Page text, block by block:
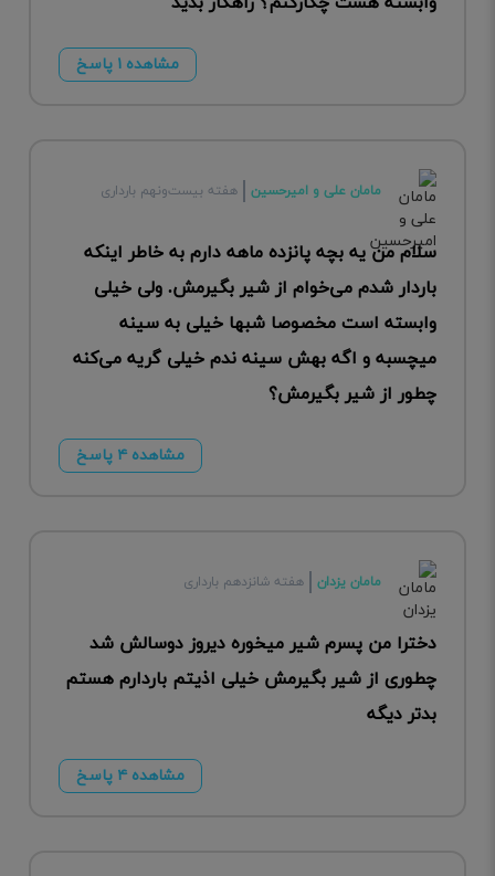
مشاهده ۱ پاسخ
مامان علی و امیرحسین هفته بیست‌ونهم بارداری
سلام من یه بچه پانزده ماهه دارم به خاطر اینکه
باردار شدم می‌خوام از شیر بگیرمش. ولی خیلی
وابسته است مخصوصا شبها خیلی به سینه
میچسبه و اگه بهش سینه ندم خیلی گریه می‌کنه
چطور از شیر بگیرمش؟
مشاهده ۴ پاسخ
مامان یزدان هفته شانزدهم بارداری
دخترا من پسرم شیر میخوره دیروز دوسالش شد
چطوری از شیر بگیرمش خیلی اذیتم باردارم هستم
بدتر دیگه
مشاهده ۴ پاسخ